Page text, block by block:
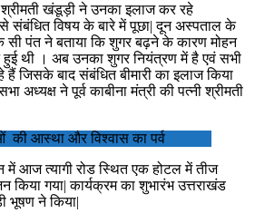
श्रीमती खंडूड़ी ने उनका इलाज कर रहे
से संबंधित विषय के बारे में पूछा| दून अस्पताल के
सी पंत ने बताया कि शुगर बढ़ने के कारण मोहन
हुई थी । अब उनका शुगर नियंत्रण में है एवं सभी
जिसके बाद संबंधित बीमारी का इलाज किया
अध्यक्ष ने पूर्व काबीना मंत्री की पत्नी श्रीमती
की आस्था और विश्वास का पर्व
आज त्यागी रोड स्थित एक होटल में तीज
किया गया| कार्यक्रम का शुभारंभ उत्तराखंड
भूषण ने किया|